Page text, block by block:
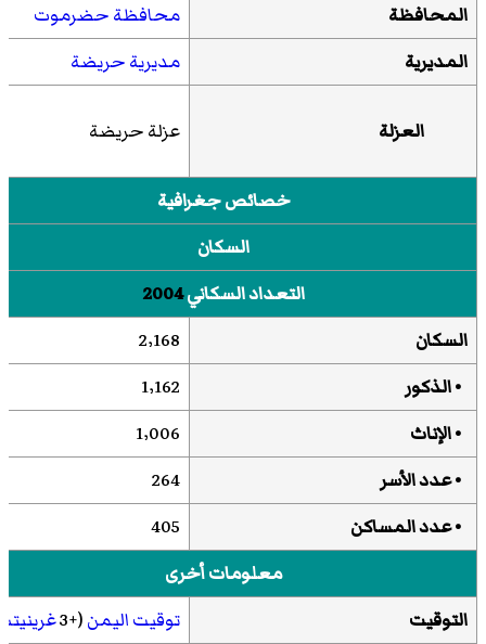
المحافظة
محافظة حضرموت
المديرية
مديرية حريضة
العزلة عزلة حريضة
خصائص جغرافية
السكان
التعداد السكاني2004
السكان
2٬168
• الذكور
1٬162
• الإناث
1٬006
• عدد الأسر
264
• عدد المساكن
405
معلومات أخرى
التوقيت
توقيت اليمن(+3